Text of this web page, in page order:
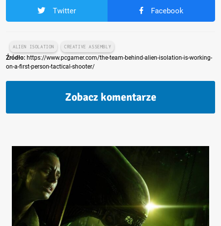
Twitter Facebook
ALIEN ISOLATION CREATIVE ASSEMBLY
Źródło: https://www.pcgamer.com/the-team-behind-alien-isolation-is-working-
on-a-first-person-tactical-shooter/
Zobacz komentarze